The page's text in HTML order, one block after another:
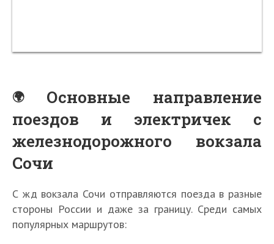
Основные направление
поездов и электричек с
железнодорожного вокзала
Сочи
С жд вокзала Сочи отправляются поезда в разные
стороны России и даже за границу. Среди самых
популярных маршрутов: